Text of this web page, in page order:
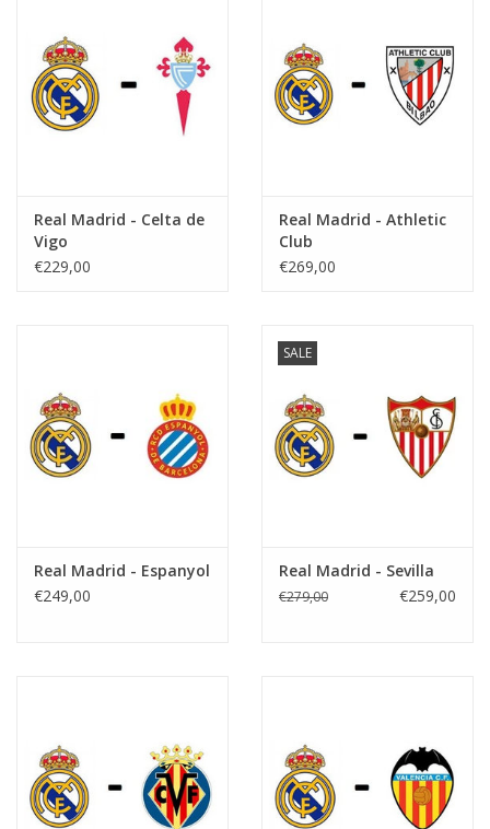
Real Madrid - Celta de
Vigo
€229,00
Real Madrid - Athletic
Club
€269,00
Real Madrid - Espanyol
€249,00
SALE
Real Madrid - Sevilla
€279,00 €259,00